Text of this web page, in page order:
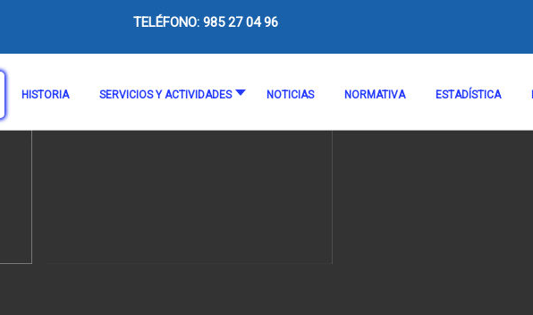
TELÉFONO: 985 27 04 96
HISTORIA SERVICIOS Y ACTIVIDADES NOTICIAS NORMATIVA ESTADÍSTICA